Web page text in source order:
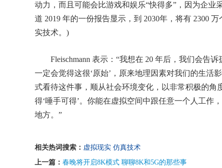
动力，而且可能会比游戏和娱乐“快得多”，因为企
道 2019 年的一份报告显示，到 2030年，将有 2300
实技术。)
Fleischmann 表示：“我想在 20 年后，我们会告诉
一定会觉得这很‘原始’，原来地理因素对我们的生活
式看待这件事，顺从社会环境变化，以非常积极的角
得‘唾手可得’。你能在虚拟空间中跟任意一个人工作
地方。”
相关热词搜索： 虚拟现实 仿真技术
上一篇： 春晚将开启8K模式 聊聊8K和5G的那些事